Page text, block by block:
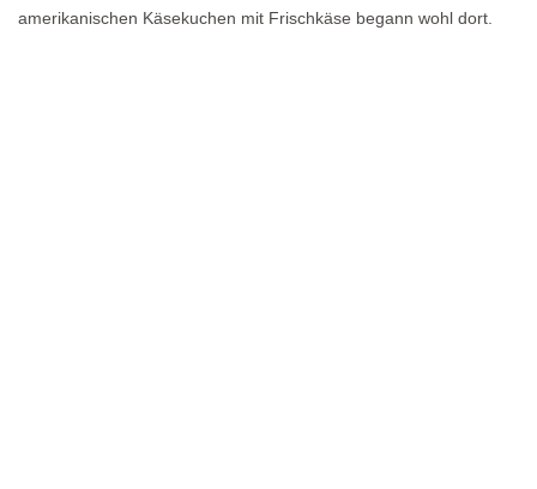
amerikanischen Käsekuchen mit Frischkäse begann wohl dort.